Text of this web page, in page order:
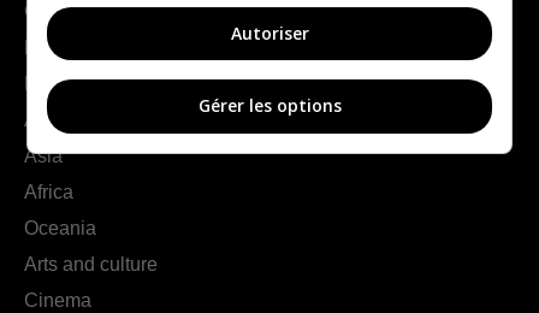
Geography
France
Europe
Americas
Asia
Africa
Oceania
Arts and culture
Cinema
Autoriser
Gérer les options